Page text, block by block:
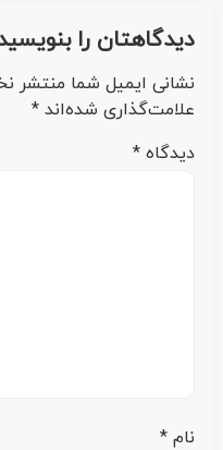
دیدگاهتان را
نشانی ایمیل شما منتشر
علامت‌گذاری شده‌اند *
دیدگاه *
نام *